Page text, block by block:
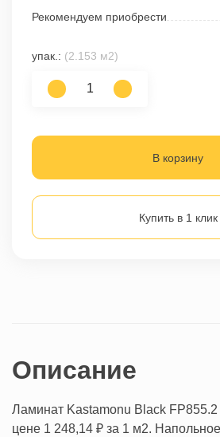
Рекомендуем приобрести
упак.: (2.153 м2)
В корзину
Купить в 1 клик
Описание
Ламинат Kastamonu Black FP855.2
цене 1 248,14 ₽ за 1 м2.